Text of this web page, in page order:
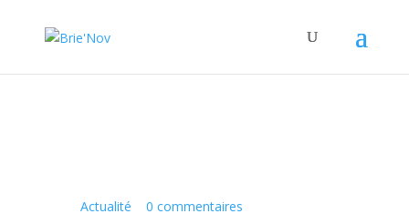
Actualité 0 commentaires